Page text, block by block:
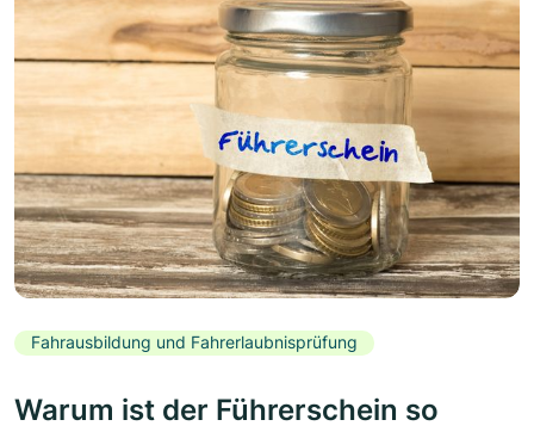
Fahrausbildung und Fahrerlaubnisprüfung
Warum ist der Führerschein so